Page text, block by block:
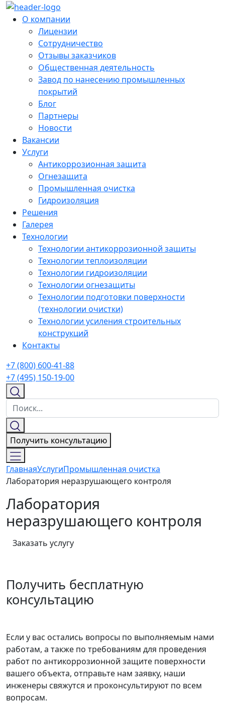
О компании
Лицензии
Сотрудничество
Отзывы заказчиков
Общественная деятельность
Завод по нанесению промышленных
покрытий
Блог
Партнеры
Новости
Вакансии
Услуги
Антикоррозионная защита
Огнезащита
Промышленная очистка
Гидроизоляция
Решения
Галерея
Технологии
Технологии антикоррозионной защиты
Технологии теплоизоляции
Технологии гидроизоляции
Технологии огнезащиты
Технологии подготовки поверхности
(технологии очистки)
Технологии усиления строительных
конструкций
Контакты
+7 (800) 600-41-88
+7 (495) 150-19-00
Получить консультацию
ГлавнаяУслугиПромышленная очистка
Лаборатория неразрушающего контроля
Лаборатория
неразрушающего контроля
Заказать услугу
Получить бесплатную
консультацию
Если у вас остались вопросы по выполняемым нами
работам, а также по требованиям для проведения
работ по антикоррозионной защите поверхности
вашего объекта, отправьте нам заявку, наши
инженеры свяжутся и проконсультируют по всем
вопросам.